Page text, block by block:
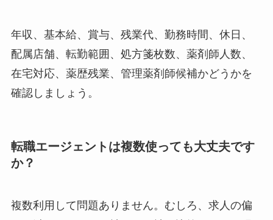
年収、基本給、賞与、残業代、勤務時間、休日、
配属店舗、転勤範囲、処方箋枚数、薬剤師人数、
在宅対応、薬歴残業、管理薬剤師候補かどうかを
確認しましょう。
転職エージェントは複数使っても大丈夫です
か？
複数利用して問題ありません。むしろ、求人の偏